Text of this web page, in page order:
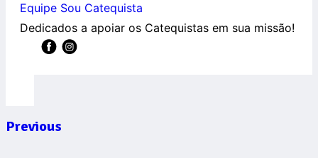
Equipe Sou Catequista
Dedicados a apoiar os Catequistas em sua missão!
Previous